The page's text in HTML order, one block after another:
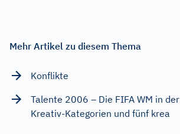
Mehr Artikel zu diesem Thema
Konflikte
Talente 2006 – Die FIFA WM in
Kreativ-Kategorien und fünf krea